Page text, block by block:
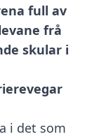
full av
frå
skular i
i det som